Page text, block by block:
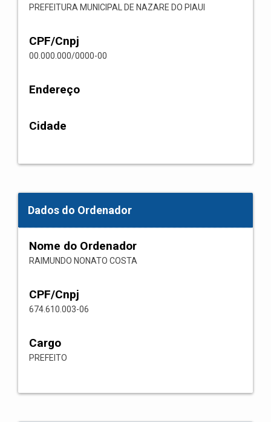
PREFEITURA MUNICIPAL DE NAZARE DO PIAUI
CPF/Cnpj
00.000.000/0000-00
Endereço
Cidade
Dados do Ordenador
Nome do Ordenador
RAIMUNDO NONATO COSTA
CPF/Cnpj
674.610.003-06
Cargo
PREFEITO